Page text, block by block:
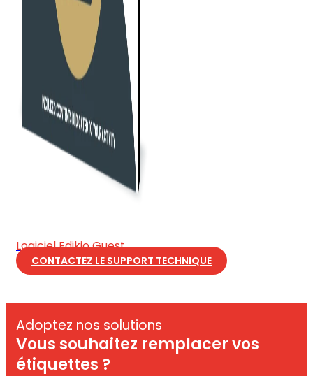
Logiciel Edikio Guest
CONTACTEZ LE SUPPORT TECHNIQUE
Adoptez nos solutions
Vous souhaitez remplacer vos
étiquettes ?